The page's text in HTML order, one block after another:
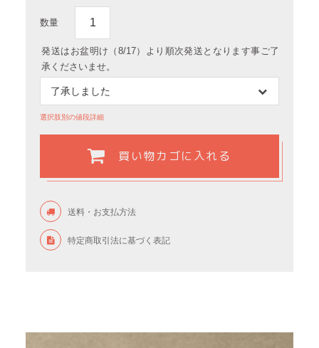
数量
発送はお盆明け（8/17）より順次発送となります事ご了
承くださいませ。
選択肢別の値段詳細
買い物カゴに入れる
送料・お支払方法
特定商取引法に基づく表記